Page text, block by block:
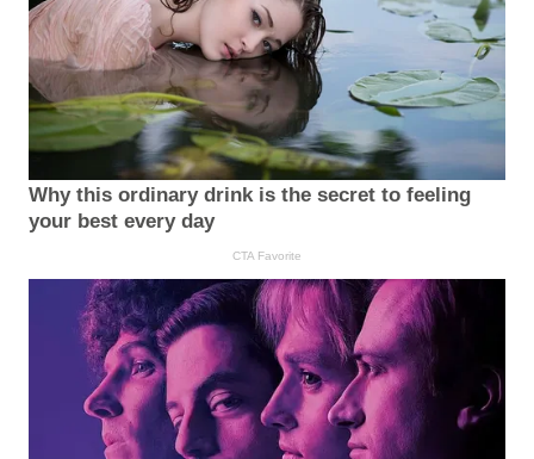
Why this ordinary drink is the secret to feeling
your best every day
CTA Favorite